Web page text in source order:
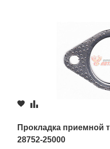
Прокладка приемной
28752-25000